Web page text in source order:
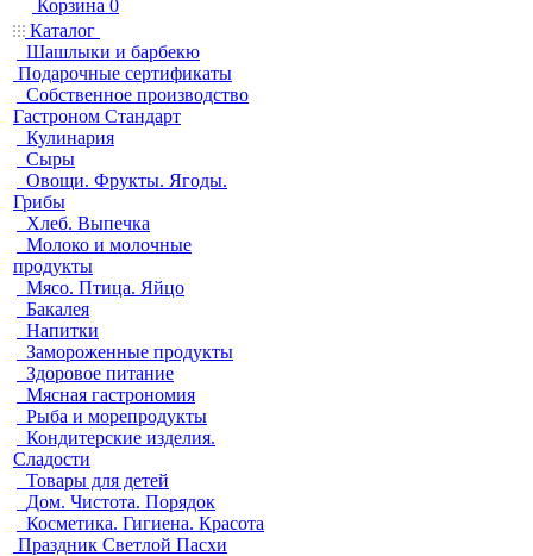
Корзина 0
Каталог
Шашлыки и барбекю
Подарочные сертификаты
Собственное производство
Гастроном Стандарт
Кулинария
Сыры
Овощи. Фрукты. Ягоды.
Грибы
Хлеб. Выпечка
Молоко и молочные
продукты
Мясо. Птица. Яйцо
Бакалея
Напитки
Замороженные продукты
Здоровое питание
Мясная гастрономия
Рыба и морепродукты
Кондитерские изделия.
Сладости
Товары для детей
Дом. Чистота. Порядок
Косметика. Гигиена. Красота
Праздник Светлой Пасхи